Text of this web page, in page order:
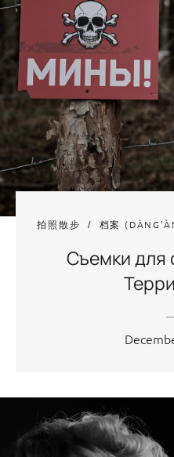
拍照散步 档案
Съемки для